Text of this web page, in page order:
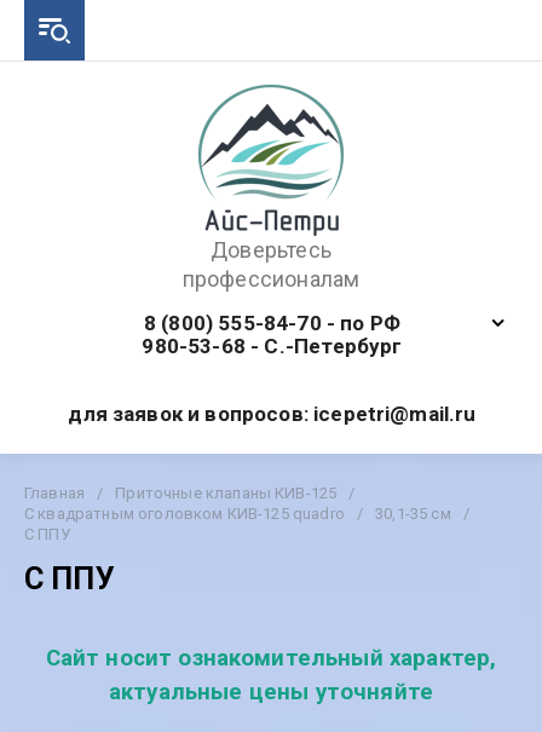
Доверьтесь
профессионалам
8 (800) 555-84-70 - по РФ
980-53-68 - С.-Петербург
для заявок и вопросов: icepetri@mail.ru
Главная / Приточные клапаны КИВ-125
/
С квадратным оголовком КИВ-125 quadro
/ 30,1-35 см
/
С ППУ
С ППУ
Сайт носит ознакомительный характер,
актуальные цены уточняйте